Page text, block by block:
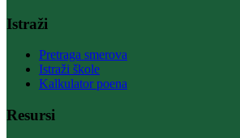
Istraži
Pretraga smerova
Istraži škole
Kalkulator poena
Resursi